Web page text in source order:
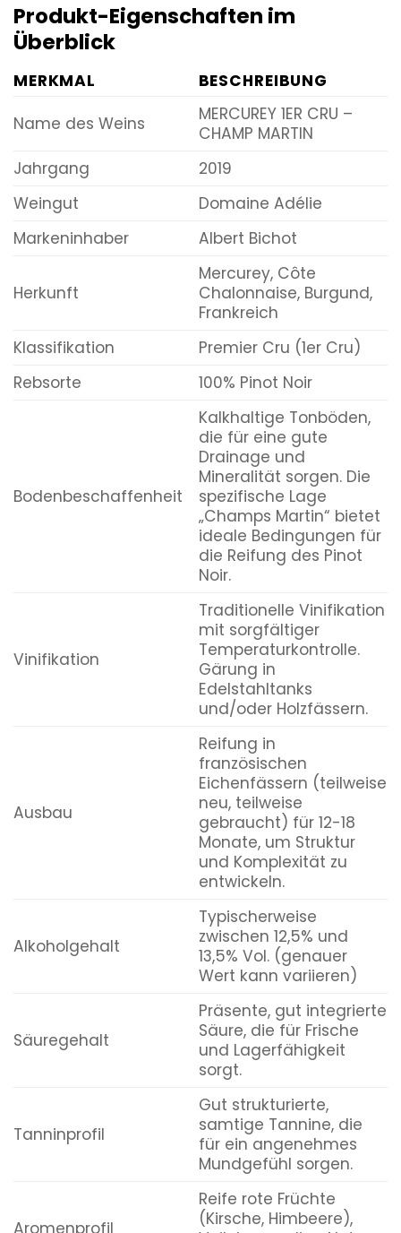
Produkt-Eigenschaften im
Überblick
MERKMAL
BESCHREIBUNG
Name des Weins
MERCUREY 1ER CRU –
CHAMP MARTIN
Jahrgang
2019
Weingut
Domaine Adélie
Markeninhaber
Albert Bichot
Herkunft
Mercurey, Côte
Chalonnaise, Burgund,
Frankreich
Klassifikation
Premier Cru (1er Cru)
Rebsorte
100% Pinot Noir
Bodenbeschaffenheit
Kalkhaltige Tonböden,
die für eine gute
Drainage und
Mineralität sorgen. Die
spezifische Lage
„Champs Martin“ bietet
ideale Bedingungen für
die Reifung des Pinot
Noir.
Vinifikation
Traditionelle Vinifikation
mit sorgfältiger
Temperaturkontrolle.
Gärung in
Edelstahltanks
und/oder Holzfässern.
Ausbau
Reifung in
französischen
Eichenfässern (teilweise
neu, teilweise
gebraucht) für 12-18
Monate, um Struktur
und Komplexität zu
entwickeln.
Alkoholgehalt
Typischerweise
zwischen 12,5% und
13,5% Vol. (genauer
Wert kann variieren)
Säuregehalt
Präsente, gut integrierte
Säure, die für Frische
und Lagerfähigkeit
sorgt.
Tanninprofil
Gut strukturierte,
samtige Tannine, die
für ein angenehmes
Mundgefühl sorgen.
Reife rote Früchte
(Kirsche, Himbeere),